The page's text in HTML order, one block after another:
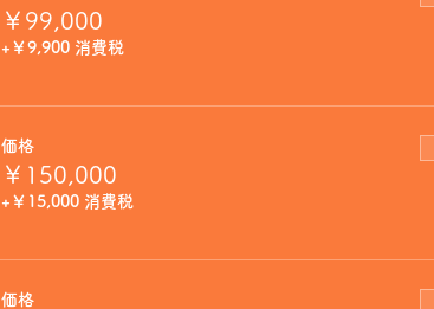
￥99,000
+￥9,900 消費税
価格
￥150,000
+￥15,000 消費税
価格